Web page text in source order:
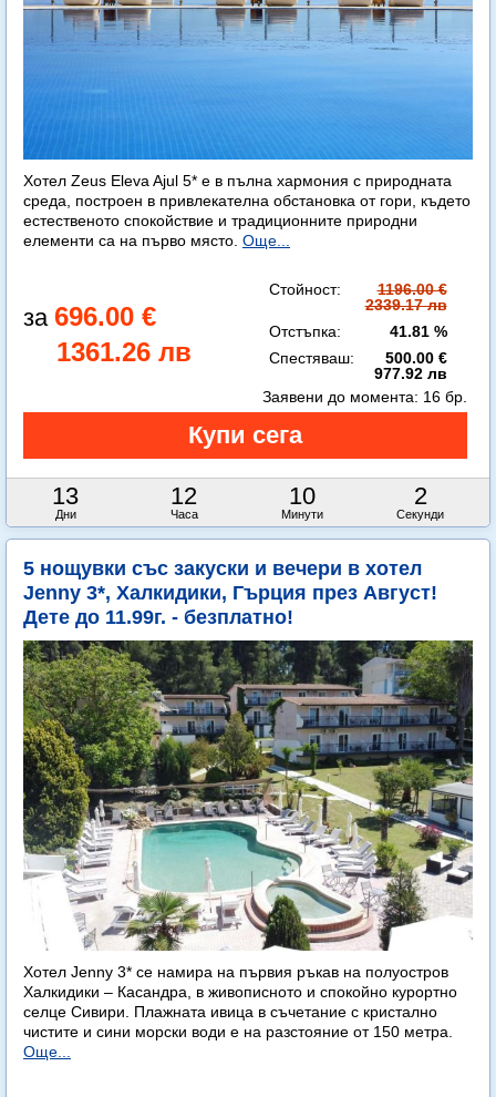
Хотел Zeus Eleva Ajul 5* е в пълна хармония с природната
среда, построен в привлекателна обстановка от гори, където
естественото спокойствие и традиционните природни
елементи са на първо място. Още...
696.00 €
1361.26 лв
Стойност:
1196.00 €
2339.17 лв
Отстъпка:
41.81 %
Спестяваш:
500.00 €
977.92 лв
13
Дни
12
Часа
10
Минути
1
Секунда
Заявени до момента: 16 бр.
5 нощувки със закуски и вечери в хотел
Jenny 3*, Халкидики, Гърция през Август!
Дете до 11.99г. - безплатно!
Хотел Jenny 3* се намира на първия ръкав на полуостров
Халкидики – Касандра, в живописното и спокойно курортно
селце Сивири. Плажната ивица в съчетание с кристално
чистите и сини морски води е на разстояние от 150 метра.
Още...